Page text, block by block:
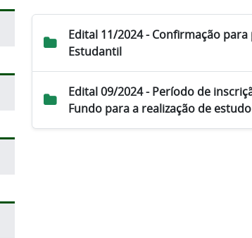
Edital 11/2024 - Confirmação
Estudantil
Edital 09/2024 - Período de
Fundo para a realização de